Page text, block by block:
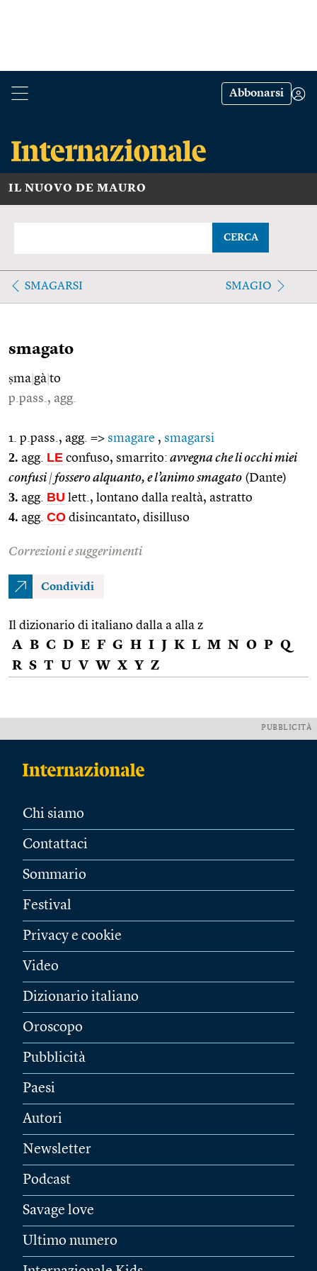
Abbonarsi
IL NUOVO DE MAURO
CERCA
SMAGARSI SMAGIO
smagato
ṣma gà to
p.pass., agg.
1. p.pass., agg. => smagare , smagarsi
2. agg. LE confuso, smarrito: avvegna che li occhi miei
confusi | fossero alquanto, e l’animo smagato (Dante)
3. agg. BU lett., lontano dalla realtà, astratto
4. agg. CO disincantato, disilluso
Correzioni e suggerimenti
Condividi
Il dizionario di italiano dalla a alla z
A B C D E F G H I J K L M N O P Q
R S T U V W X Y Z
PUBBLICITÀ
Chi siamo
Contattaci
Sommario
Festival
Privacy e cookie
Video
Dizionario italiano
Oroscopo
Pubblicità
Paesi
Autori
Newsletter
Podcast
Savage love
Ultimo numero